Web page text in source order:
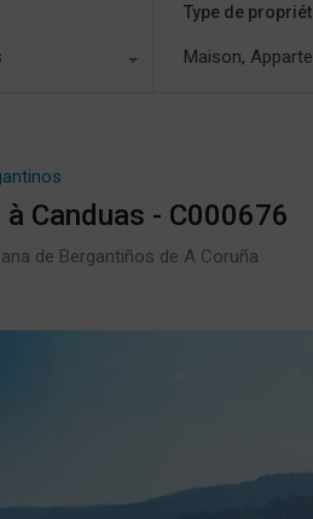
Type de
Maison,
Canduas - C000676
de Bergantiños de A Coruña